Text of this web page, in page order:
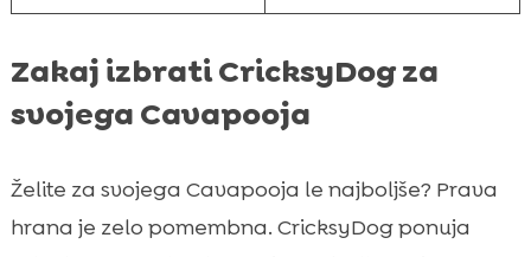
Zakaj izbrati CricksyDog za
svojega Cavapooja
Želite za svojega Cavapooja le najboljše? Prava
hrana je zelo pomembna. CricksyDog ponuja